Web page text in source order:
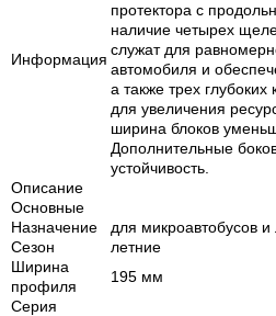
Информация
протектора с
наличие четырех
служат для
автомобиля и
а также трех
для увеличения
ширина блоков
Дополнительные
устойчивость.
Описание
Основные
Назначение
для микроавтобусов и
Сезон
летние
Ширина
профиля
195 мм
Серия